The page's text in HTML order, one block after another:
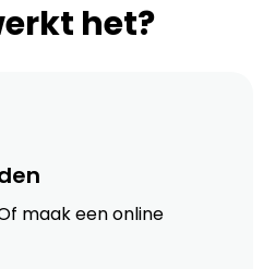
het?
maak een online